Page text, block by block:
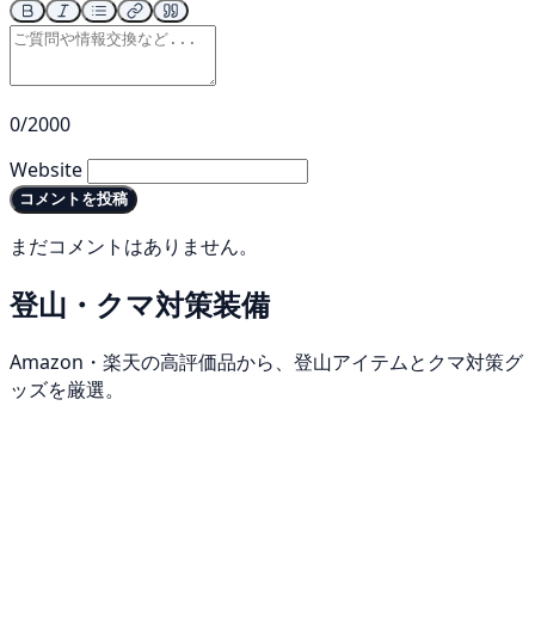
0/2000
Website
コメントを投稿
まだコメントはありません。
登山・クマ対策装備
Amazon・楽天の高評価品から、登山アイテムとクマ対策グ
ッズを厳選。